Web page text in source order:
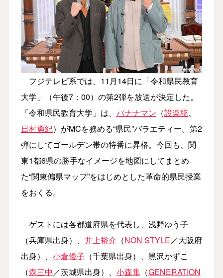
フジテレビ系では、11月14日に「令和県民教育
大学」（午後7：00）の第2弾を放送が決定した。
「令和県民教育大学」は、 バナナマン （設楽統、
日村勇紀）がMCを務める“県民”バラエティー。第2
弾にしてゴールデン帯の特番に昇格。今回も、関
東1都6県の勝手なイメージを地図にしてまとめ
た“関東偏県マップ”をはじめとした革命的県民授業
をおくる。
ゲストには各都道府県を代表し、浅野ゆう子
（兵庫県出身）、 井上裕介 （NON STYLE／大阪府
出身）、 小倉優子 （千葉県出身）、黒沢かずこ
（森三中 ／茨城県出身）、 小森隼（GENERATION